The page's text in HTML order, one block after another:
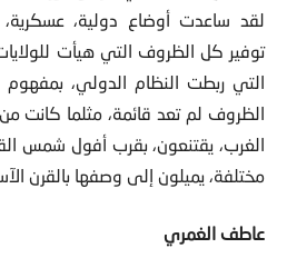
لقد ساعدت أوضاع دولية، عسكرية،
توفير كل الظروف التي هيأت
التي ربطت النظام الدولي،
الظروف لم تعد قائمة، مثلما كانت
الغرب، يقتنعون، بقرب أفول شمس
مختلفة، يميلون إلى وصفها بالقرن
عاطف الغمري